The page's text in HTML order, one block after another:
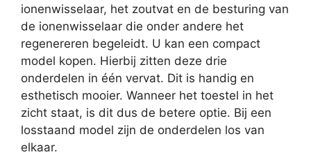
ionenwisselaar, het zoutvat en de besturing van
de ionenwisselaar die onder andere het
regenereren begeleidt. U kan een compact
model kopen. Hierbij zitten deze drie
onderdelen in één vervat. Dit is handig en
esthetisch mooier. Wanneer het toestel in het
zicht staat, is dit dus de betere optie. Bij een
losstaand model zijn de onderdelen los van
elkaar.